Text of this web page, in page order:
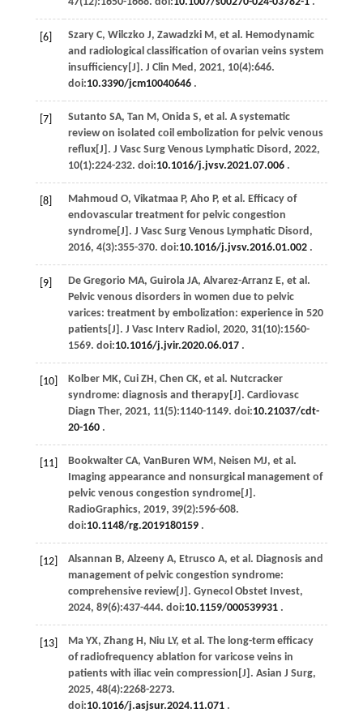
[6] Szary C, Wilczko J, Zawadzki M , et al . Hemodynamic
and radiological classification of ovarian veins system
insufficiency[J]. J Clin Med , 2021, 10(4):646.
doi:10.3390/jcm10040646.
[7] Sutanto SA, Tan M , Onida S, et al . A systematic
review on isolated coil embolization for pelvic venous
reflux[J]. J Vasc Surg Venous Lymphatic Disord , 2022,
10(1):224-232. doi:10.1016/j.jvsv.2021.07.006.
[8] Mahmoud O, Vikatmaa P, Aho P, et al . Efficacy of
endovascular treatment for pelvic congestion
syndrome[J]. J Vasc Surg Venous Lymphatic Disord ,
2016, 4(3):355-370. doi:10.1016/j.jvsv.2016.01.002.
[9] De Gregorio MA, Guirola JA, Alvarez-Arranz E, et al .
Pelvic venous disorders in women due to pelvic
varices: treatment by embolization: experience in 520
patients[J]. J Vasc Interv Radiol , 2020, 31(10):1560-
1569. doi:10.1016/j.jvir.2020.06.017.
[10] Kolber MK, Cui ZH , Chen CK, et al . Nutcracker
syndrome: diagnosis and therapy[J]. Cardiovasc
Diagn Ther, 2021, 11(5):1140-1149. doi:10.21037/cdt-
20-160.
[11] Bookwalter CA, VanBuren WM , Neisen MJ, et al .
Imaging appearance and nonsurgical management of
pelvic venous congestion syndrome[J].
RadioGraphics, 2019, 39(2):596-608.
doi:10.1148/rg.2019180159.
[12] Alsannan B, Alzeeny A, Etrusco A, et al . Diagnosis and
management of pelvic congestion syndrome:
comprehensive review[J]. Gynecol Obstet Invest,
2024, 89(6):437-444. doi:10.1159/000539931.
[13] Ma YX, Zhang H , Niu LY, et al . The long-term efficacy
of radiofrequency ablation for varicose veins in
patients with iliac vein compression[J]. Asian J Surg,
2025, 48(4):2268-2273.
doi:10.1016/j.asjsur.2024.11.071.